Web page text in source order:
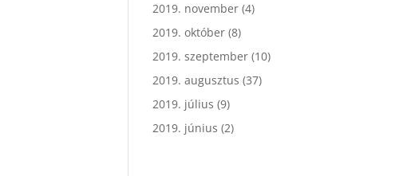
2019. november (4)
2019. október (8)
2019. szeptember (10)
2019. augusztus (37)
2019. július (9)
2019. június (2)